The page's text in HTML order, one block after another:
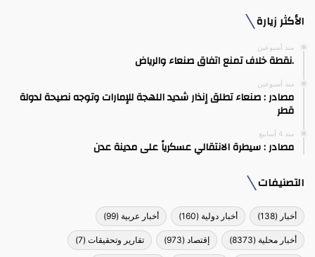
الأكثر زيارة
منذ أسبوعين
.نقطة خلاف تمنع اتفاق صنعاء والرياض
منذ أسبوعين
مصادر : صنعاء تطلق إنذار شديد اللهجة للإمارات وتوجه نصيحة لدولة
قطر
منذ 4 أسابيع
مصادر : سيطرة الانتقالي عسكرياً على مدينة عدن
التصنيفات
أخبار (138) أخبار دولية (160) أخبار عربية (99)
أخبار محلية (8373) إقتصاد (973) تقارير وتحقيقات (7)